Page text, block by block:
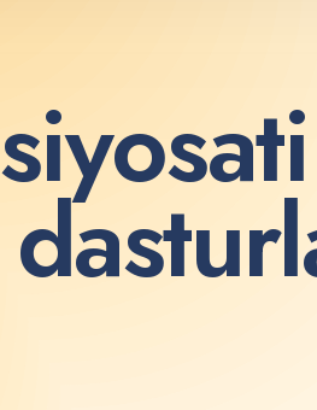
siyosati
dasturl